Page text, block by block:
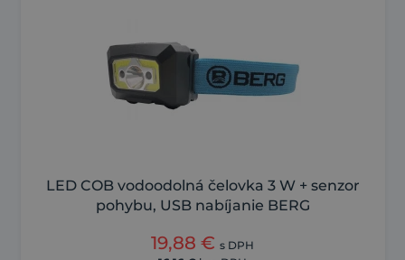
LED COB vodoodolná čelovka 3 W + senzor
pohybu, USB nabíjanie BERG
19,88 € s DPH